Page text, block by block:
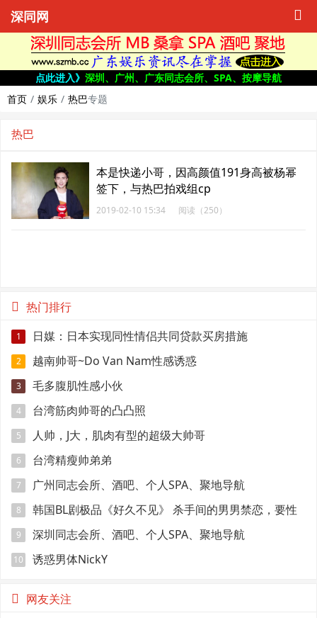
深同网
点此进入》 深圳、广州、广东同志会所、SPA、按摩导航
首页
娱乐 热巴专题
热巴
本是快递小哥，因高颜值191身高被杨幂
签下，与热巴拍戏组cp
2019-02-10 15:34 阅读（250）
热门排行
1 日媒：日本实现同性情侣共同贷款买房措施
2 越南帅哥~Do Van Nam性感诱惑
3 毛多腹肌性感小伙
4 台湾筋肉帅哥的凸凸照
5 人帅，J大，肌肉有型的超级大帅哥
6 台湾精瘦帅弟弟
7 广州同志会所、酒吧、个人SPA、聚地导航
8
韩国BL剧极品《好久不见》 杀手间的男男禁恋，要性
命还是爱情？
9 深圳同志会所、酒吧、个人SPA、聚地导航
10 诱惑男体NickY
网友关注